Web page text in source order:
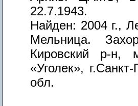
22.7.1943.
Найден: 2004 г.,
Мельница.
Кировский р-н,
«Уголек»,
обл.